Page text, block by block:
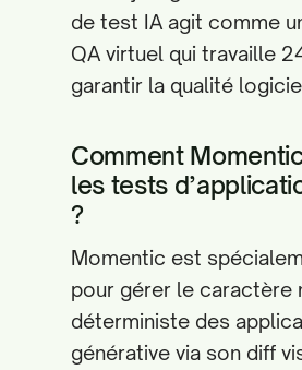
de test IA agit comme
QA virtuel qui travaille
garantir la qualité
Comment
les tests
?
Momentic est
pour gérer le caractère
déterministe des
générative via son diff